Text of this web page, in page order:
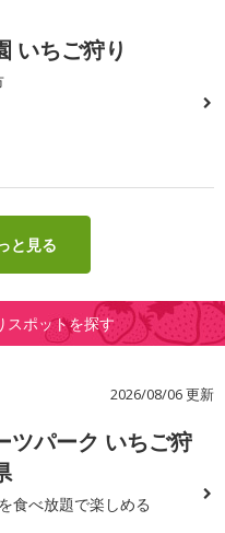
いちご狩り
と見る
スポットを探す
2026/08/06 更新
ツパーク いちご狩
食べ放題で楽しめる